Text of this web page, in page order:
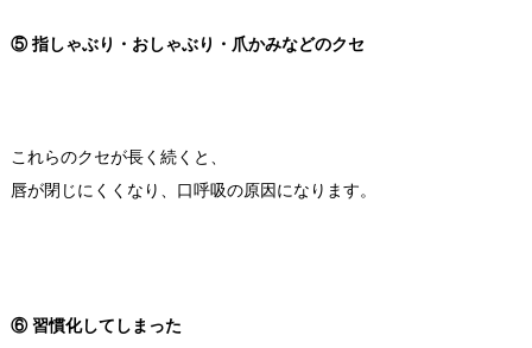
⑤ 指しゃぶり・おしゃぶり・爪かみなどのクセ
これらのクセが長く続くと、
唇が閉じにくくなり、口呼吸の原因になります。
⑥ 習慣化してしまった